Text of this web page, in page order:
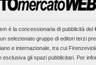
è la concessionaria di pubblicità del
selezionato gruppo di editori terzi
e internazionale, tra cui
esclusiva gli spazi pubblicitari. Per